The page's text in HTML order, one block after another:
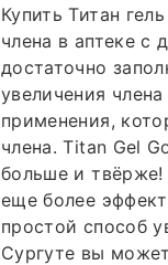
Купить Титан
члена в аптеке с
достаточно
увеличения
применения,
члена. Titan Gel
больше и твёрже!
еще более
простой способ
Сургуте вы